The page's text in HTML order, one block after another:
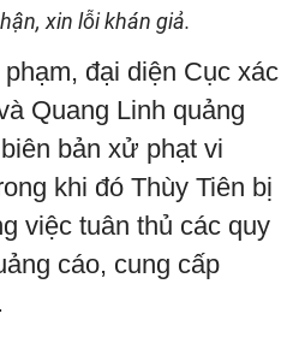
xin lỗi khán giả.
đại diện Cục xác
Quang Linh quảng
bản xử phạt vi
khi đó Thùy Tiên bị
việc tuân thủ các quy
cáo, cung cấp